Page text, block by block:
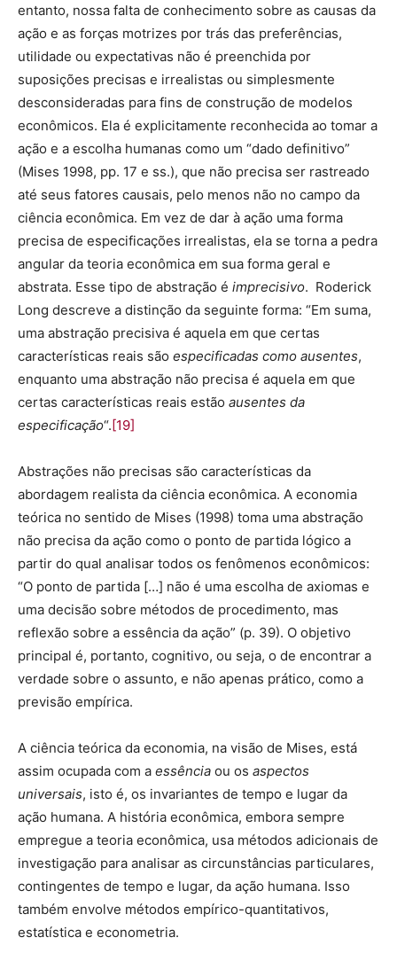
entanto, nossa falta de conhecimento sobre as causas da
ação e as forças motrizes por trás das preferências,
utilidade ou expectativas não é preenchida por
suposições precisas e irrealistas ou simplesmente
desconsideradas para fins de construção de modelos
econômicos. Ela é explicitamente reconhecida ao tomar a
ação e a escolha humanas como um “dado definitivo”
(Mises 1998, pp. 17 e ss.), que não precisa ser rastreado
até seus fatores causais, pelo menos não no campo da
ciência econômica. Em vez de dar à ação uma forma
precisa de especificações irrealistas, ela se torna a pedra
angular da teoria econômica em sua forma geral e
abstrata. Esse tipo de abstração é imprecisivo. Roderick
Long descreve a distinção da seguinte forma: “Em suma,
uma abstração precisiva é aquela em que certas
características reais são especificadas como ausentes,
enquanto uma abstração não precisa é aquela em que
certas características reais estão ausentes da
especificação“.[19]
Abstrações não precisas são características da
abordagem realista da ciência econômica. A economia
teórica no sentido de Mises (1998) toma uma abstração
não precisa da ação como o ponto de partida lógico a
partir do qual analisar todos os fenômenos econômicos:
“O ponto de partida […] não é uma escolha de axiomas e
uma decisão sobre métodos de procedimento, mas
reflexão sobre a essência da ação” (p. 39). O objetivo
principal é, portanto, cognitivo, ou seja, o de encontrar a
verdade sobre o assunto, e não apenas prático, como a
previsão empírica.
A ciência teórica da economia, na visão de Mises, está
assim ocupada com a essência ou os aspectos
universais, isto é, os invariantes de tempo e lugar da
ação humana. A história econômica, embora sempre
empregue a teoria econômica, usa métodos adicionais de
investigação para analisar as circunstâncias particulares,
contingentes de tempo e lugar, da ação humana. Isso
também envolve métodos empírico-quantitativos,
estatística e econometria.